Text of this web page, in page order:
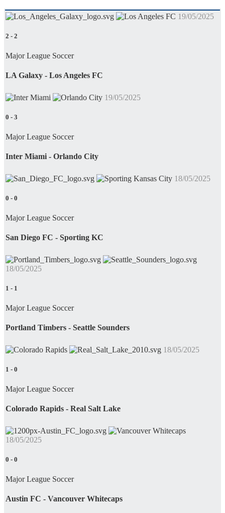
19/05/2025
2 - 2
Major League Soccer
LA Galaxy - Los Angeles FC
19/05/2025
0 - 3
Major League Soccer
Inter Miami - Orlando City
18/05/2025
0 - 0
Major League Soccer
San Diego FC - Sporting KC
18/05/2025
1 - 1
Major League Soccer
Portland Timbers - Seattle Sounders
18/05/2025
1 - 0
Major League Soccer
Colorado Rapids - Real Salt Lake
18/05/2025
0 - 0
Major League Soccer
Austin FC - Vancouver Whitecaps